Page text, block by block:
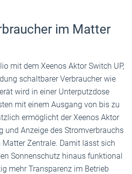
im Matter
mit dem Xeenos Aktor Switch UP,
schaltbarer Verbraucher wie
wird in einer Unterputzdose
mit einem Ausgang von bis zu
ermöglicht der Xeenos Aktor
und Anzeige des Stromverbrauchs
Zentrale. Damit lässt sich
Sonnenschutz hinaus funktional
mehr Transparenz im Betrieb